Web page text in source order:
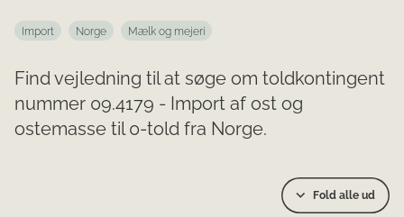
Import Norge Mælk og mejeri
Find vejledning til at søge om toldkontingent
nummer 09.4179 - Import af ost og
ostemasse til 0-told fra Norge.
Fold alle ud